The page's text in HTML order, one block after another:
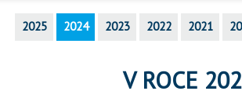
2025 2024 2023 2022 2021
V ROCE